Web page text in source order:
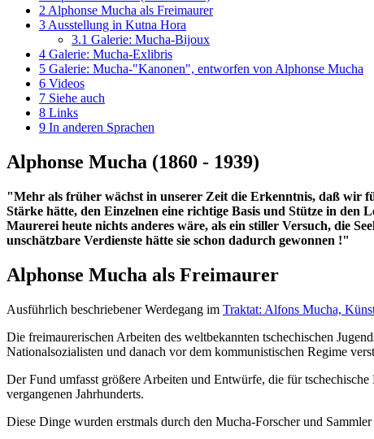
2 Alphonse Mucha als Freimaurer
3 Ausstellung in Kutna Hora
3.1 Galerie: Mucha-Bijoux
4 Galerie: Mucha-Exlibris
5 Galerie: Mucha-"Kanonen", entworfen von Alphonse Mucha
6 Videos
7 Siehe auch
8 Links
9 In anderen Sprachen
Alphonse Mucha (1860 - 1939)
"Mehr als früher wächst in unserer Zeit die Erkenntnis, daß wir
Stärke hätte, den Einzelnen eine richtige Basis und Stütze in den
Maurerei heute nichts anderes wäre, als ein stiller Versuch, die
unschätzbare Verdienste hätte sie schon dadurch gewonnen !"
Alphonse Mucha als Freimaurer
Ausführlich beschriebener Werdegang im Traktat: Alfons Mucha,
Die freimaurerischen Arbeiten des weltbekannten tschechischen
Nationalsozialisten und danach vor dem kommunistischen Regime
Der Fund umfasst größere Arbeiten und Entwürfe, die für
vergangenen Jahrhunderts.
Diese Dinge wurden erstmals durch den Mucha-Forscher und Sammler